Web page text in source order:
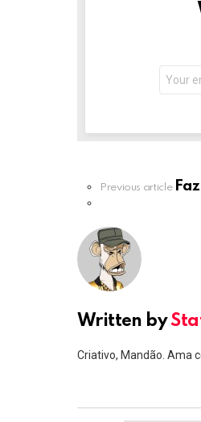
See
more
Previous article
Written by
Criativo, Mandão. Ama